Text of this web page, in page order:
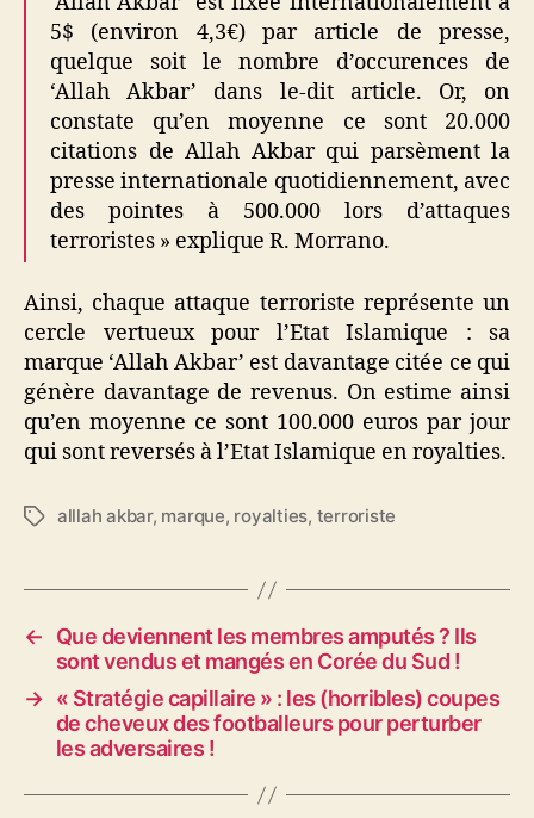
5$ (environ 4,3€) par article de presse,
quelque soit le nombre d’occurences de
‘Allah Akbar’ dans le-dit article. Or, on
constate qu’en moyenne ce sont 20.000
citations de Allah Akbar qui parsèment la
presse internationale quotidiennement, avec
des pointes à 500.000 lors d’attaques
terroristes » explique R. Morrano.
Ainsi, chaque attaque terroriste représente un
cercle vertueux pour l’Etat Islamique : sa
marque ‘Allah Akbar’ est davantage citée ce qui
génère davantage de revenus. On estime ainsi
qu’en moyenne ce sont 100.000 euros par jour
qui sont reversés à l’Etat Islamique en royalties.
Étiquettes
alllah akbar, marque, royalties, terroriste
←
Que deviennent les membres amputés ? Ils
sont vendus et mangés en Corée du Sud !
→ « Stratégie capillaire » : les (horribles) coupes
de cheveux des footballeurs pour perturber
les adversaires !